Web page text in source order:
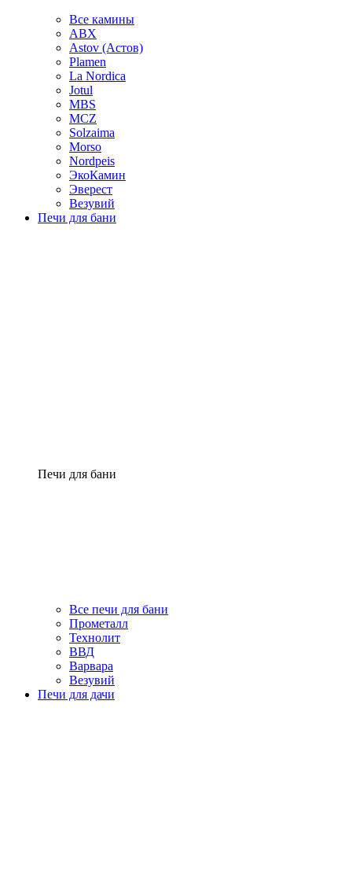
Все камины
ABX
Astov (Астов)
Plamen
La Nordica
Jotul
MBS
MCZ
Solzaima
Morso
Nordpeis
ЭкоКамин
Эверест
Везувий
Печи для бани
Печи для бани
Все печи для бани
Прометалл
Технолит
ВВД
Варвара
Везувий
Печи для дачи